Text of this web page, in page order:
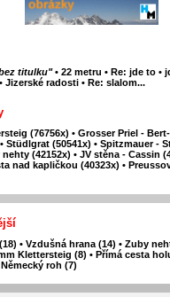
titulku" • 22 metru • Re: jde to •
• Jizerské radosti • Re: slalom...
(76756x) • Grosser Priel -
• Stüdlgrat (50541x) • Spitzmauer -
(42152x) • JV stěna - Cassin
nad kapličkou (40323x) •
• Vzdušná hrana (14) • Zuby
Klettersteig (8) • Přímá cesta
Německý roh (7)